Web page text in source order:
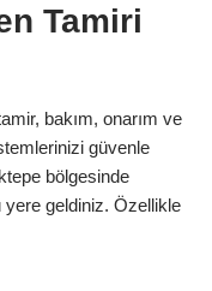
Tamiri
bakım, onarım ve
güvenle
bölgesinde
yere geldiniz. Özellikle